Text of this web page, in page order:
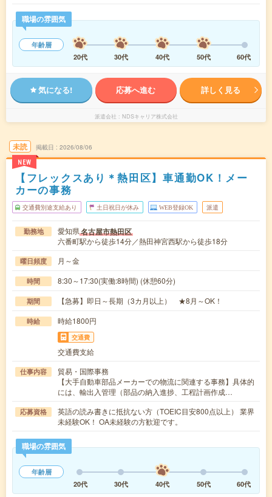
職場の雰囲気
年齢層
20代
30代 40代 50代 60代
気になる! 応募へ進む 詳しく見る
派遣会社 NDSキャリア株式会社
未読
NEW
掲載日 2026/08/06
【フレックスあり＊熱田区】車通勤OK！メー
カーの事務
交通費別途支給あり 土日祝日が休み WEB登録OK 派遣
勤務地 愛知県名古屋市熱田区
六番町駅から徒歩14分／熱田神宮西駅から徒歩18分
曜日頻度 月～金
時間 8:30～17:30(実働:8時間) (休憩60分)
期間 【急募】即日～長期（3カ月以上） ★8月～OK！
時給 時給1800円
交通費
交通費支給
仕事内容
貿易・国際事務
【大手自動車部品メーカーでの物流に関連する事務】具体的
には、輸出入管理（部品の納入進捗、工程計画作成…
応募資格
英語の読み書きに抵抗ない方（TOEIC目安800点以上） 業界
未経験OK！ OA未経験の方歓迎です。
職場の雰囲気
年齢層
20代
30代 40代 50代 60代